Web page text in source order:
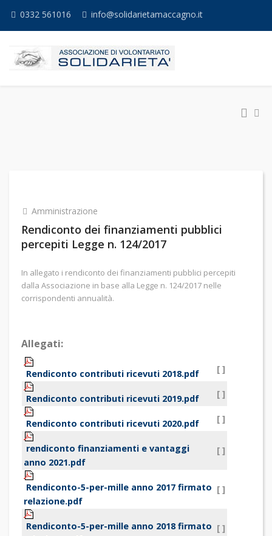
0332 561016 info@solidarietamaccagno.it
Amministrazione
Rendiconto dei finanziamenti pubblici
percepiti Legge n. 124/2017
In allegato i rendiconto dei finanziamenti pubblici percepiti
dalla Associazione in base alla Legge n. 124/2017 nelle
corrispondenti annualità.
Allegati:
Rendiconto contributi ricevuti 2018.pdf [ ]
Rendiconto contributi ricevuti 2019.pdf [ ]
Rendiconto contributi ricevuti 2020.pdf [ ]
rendiconto finanziamenti e vantaggi
anno 2021.pdf
[ ]
Rendiconto-5-per-mille anno 2017 firmato
relazione.pdf
[ ]
Rendiconto-5-per-mille anno 2018 firmato [ ]